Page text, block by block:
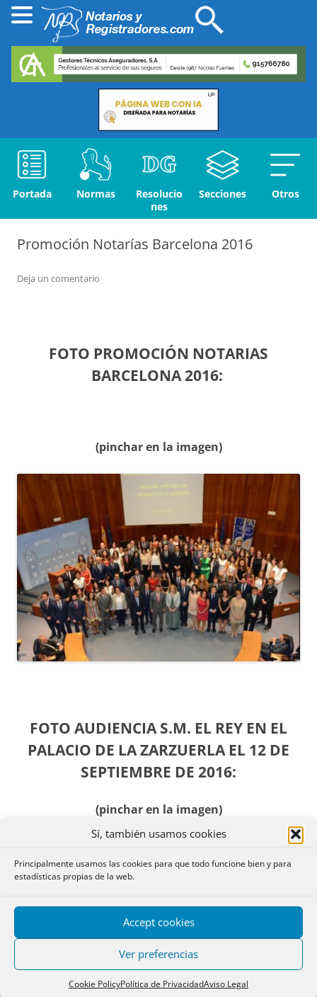
Sí, también usamos cookies
Principalmente usamos las cookies para que todo funcione bien y para
estadísticas propias de la web.
Accept cookies
Ver preferencias
Cookie PolicyPolítica de PrivacidadAviso Legal
Portada Normas
Resolucio
nes
Secciones Otros
Promoción Notarías Barcelona 2016
Deja un comentario
FOTO PROMOCIÓN NOTARIAS
BARCELONA 2016:
(pinchar en la imagen)
FOTO AUDIENCIA S.M. EL REY EN EL
PALACIO DE LA ZARZUERLA EL 12 DE
SEPTIEMBRE DE 2016:
(pinchar en la imagen)